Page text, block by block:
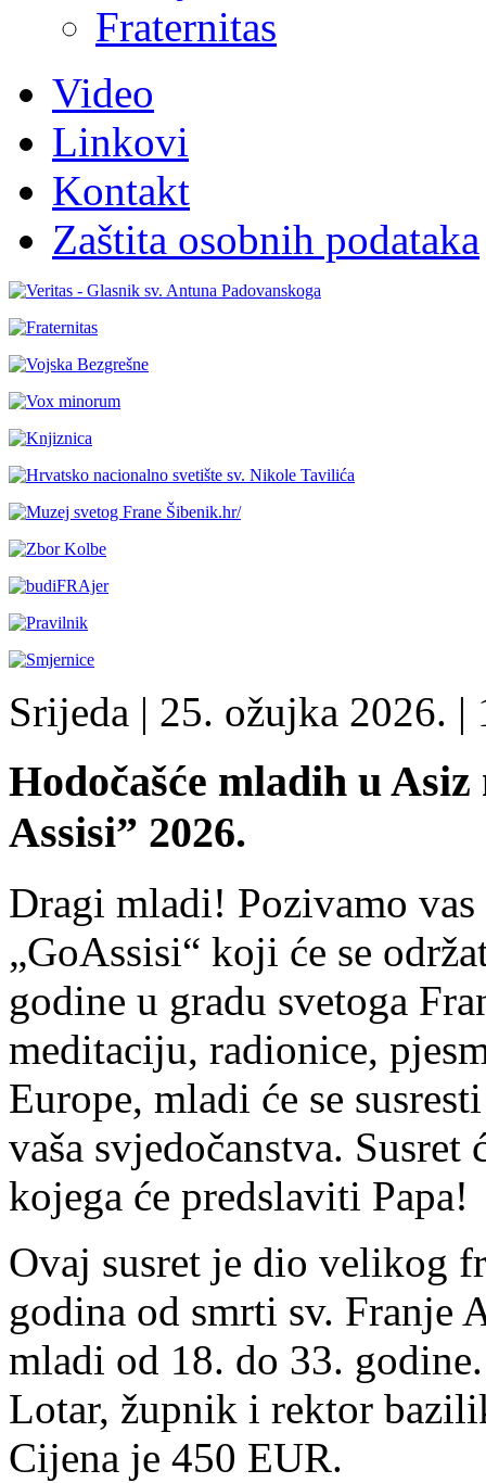
Fraternitas
Video
Linkovi
Kontakt
Zaštita osobnih podataka
Srijeda | 25. ožujka 2026. |
Hodočašće mladih u
Assisi” 2026.
Dragi mladi! Pozivamo
„GoAssisi“ koji će se
godine u gradu svetoga
meditaciju, radionice,
Europe, mladi će se
vaša svjedočanstva.
kojega će predslaviti Papa!
Ovaj susret je dio velikog
godina od smrti sv. Franje
mladi od 18. do 33.
Lotar, župnik i rektor
Cijena je 450 EUR.